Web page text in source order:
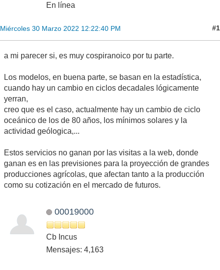
En línea
Miércoles 30 Marzo 2022 12:22:40 PM #1
a mi parecer si, es muy cospiranoico por tu parte.
Los modelos, en buena parte, se basan en la estadística,
cuando hay un cambio en ciclos decadales lógicamente
yerran,
creo que es el caso, actualmente hay un cambio de ciclo
oceánico de los de 80 años, los mínimos solares y la
actividad geólogica,...
Estos servicios no ganan por las visitas a la web, donde
ganan es en las previsiones para la proyección de grandes
producciones agrícolas, que afectan tanto a la producción
como su cotización en el mercado de futuros.
00019000
Cb Incus
Mensajes: 4,163